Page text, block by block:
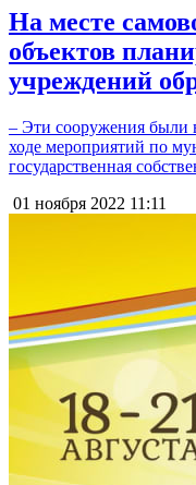
На месте
объектов
учреждений
– Эти сооружения были
ходе мероприятий по
государственная
01 ноября 2022 11:11